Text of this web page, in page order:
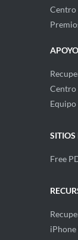
Centro
APOYO
Centro
Free